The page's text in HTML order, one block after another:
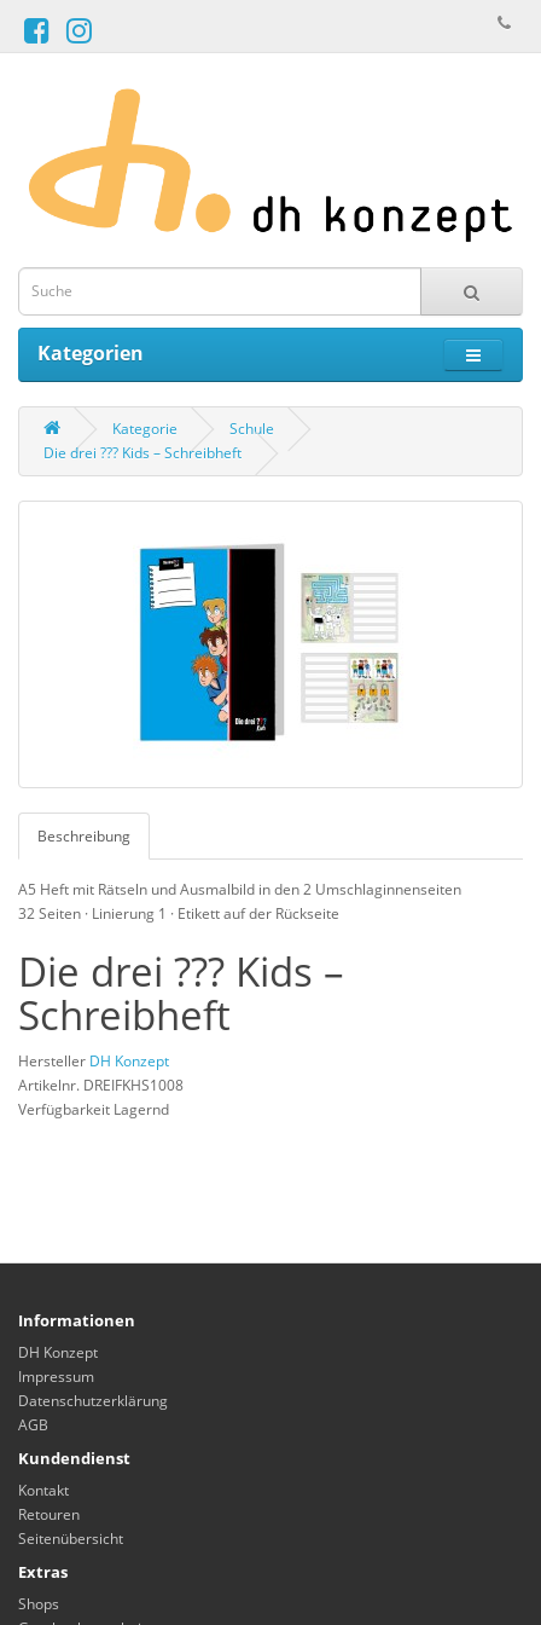
Kategorien
Kategorie
Schule
Die drei ??? Kids – Schreibheft
Beschreibung
A5 Heft mit Rätseln und Ausmalbild in den 2 Umschlaginnenseiten
32 Seiten · Linierung 1 · Etikett auf der Rückseite
Die drei ??? Kids –
Schreibheft
Hersteller DH Konzept
Artikelnr. DREIFKHS1008
Verfügbarkeit Lagernd
Informationen
DH Konzept
Impressum
Datenschutzerklärung
AGB
Kundendienst
Kontakt
Retouren
Seitenübersicht
Extras
Shops